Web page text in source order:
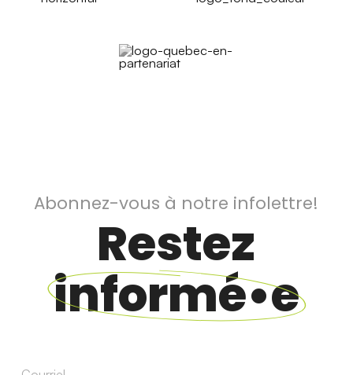
Abonnez-vous à notre infolettre!
Restez
informé•e
Courriel